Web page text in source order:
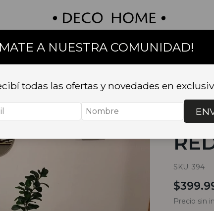
Textil Bazar Baño Muebles
Inicio .
SKU: 394
Precio sin
A NUESTRA COMUNIDAD!
todas las ofertas y novedades en